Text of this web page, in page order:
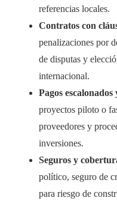
referencias locales.
Contratos con
penalizaciones por
de disputas y
internacional.
Pagos escalonados
proyectos piloto o
proveedores y
inversiones.
Seguros y
político, seguro de
para riesgo de